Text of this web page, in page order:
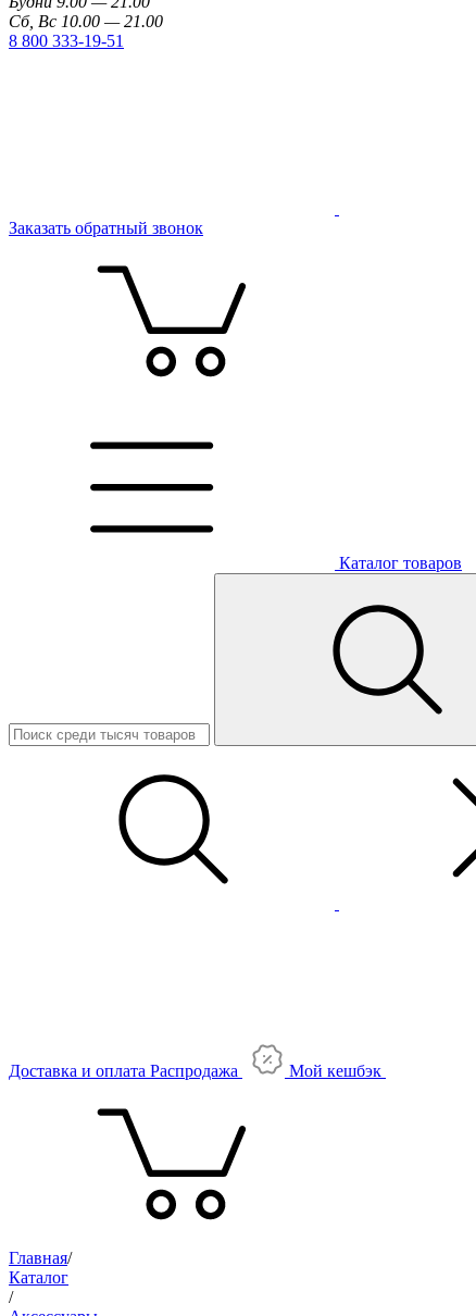
Сб, Вс 10.00 — 21.00
8 800 333-19-51
Заказать обратный звонок
Каталог товаров
Доставка и оплата Распродажа Мой кешбэк
Главная/
Каталог
/